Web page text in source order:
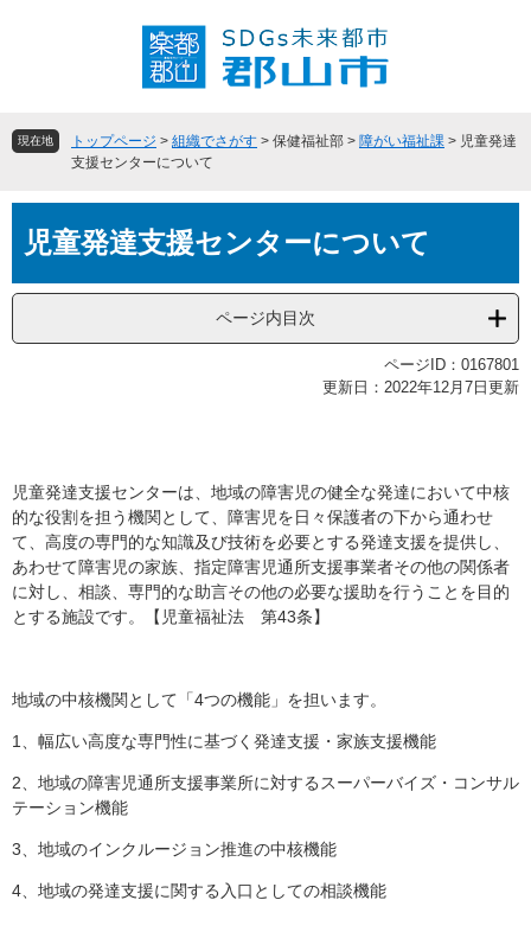
頭
飛
へ
現在地 トップページ > 組織でさがす > 保健福祉部 > 障がい福祉課 > 児童発達
支援センターについて
児童発達支援センターについて
ページ内目次
ページID：0167801
更新日：2022年12月7日更新
児童発達支援センターは、地域の障害児の健全な発達において中核
的な役割を担う機関として、障害児を日々保護者の下から通わせ
て、高度の専門的な知識及び技術を必要とする発達支援を提供し、
あわせて障害児の家族、指定障害児通所支援事業者その他の関係者
に対し、相談、専門的な助言その他の必要な援助を行うことを目的
とする施設です。【児童福祉法 第43条】
地域の中核機関として「4つの機能」を担います。
1、幅広い高度な専門性に基づく発達支援・家族支援機能
2、地域の障害児通所支援事業所に対するスーパーバイズ・コンサル
テーション機能
3、地域のインクルージョン推進の中核機能
4、地域の発達支援に関する入口としての相談機能